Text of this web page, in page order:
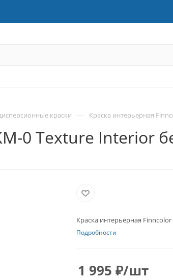
краски — Краска интерьерная
0 Texture Interior
Краска интерьерная
Подробности
1 995 ₽/шт